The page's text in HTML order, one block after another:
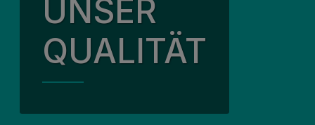
UNSER
QUALITÄT